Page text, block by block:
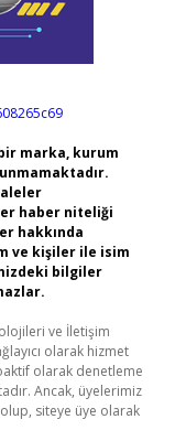
marka, kurum
haber niteliği
hakkında
ve kişiler ile isim
bilgiler
ve İletişim
olarak hizmet
olarak denetleme
Ancak, üyelerimiz
siteye üye olarak